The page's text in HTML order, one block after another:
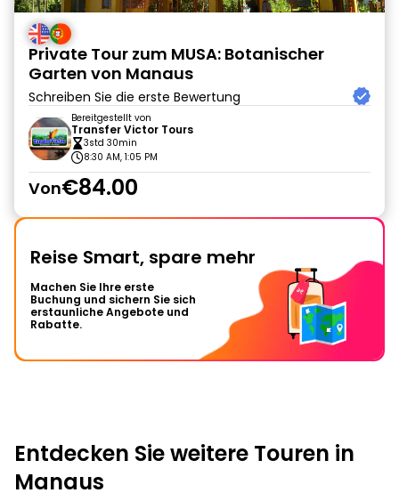
Private Tour zum MUSA: Botanischer
Garten von Manaus
Schreiben Sie die erste Bewertung
Bereitgestellt von
Transfer Victor Tours
3std 30min
8:30 AM, 1:05 PM
Von€84.00
Reise Smart, spare mehr
Machen Sie Ihre erste
Buchung und sichern Sie sich
erstaunliche Angebote und
Rabatte.
Entdecken Sie weitere Touren in
Manaus